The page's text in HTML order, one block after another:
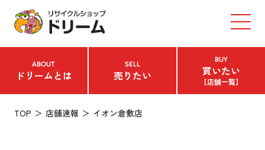
ABOUT
ドリームとは
SELL
売りたい
BUY
買いたい
【店舗一覧】
TOP 店舗速報 イオン倉敷店